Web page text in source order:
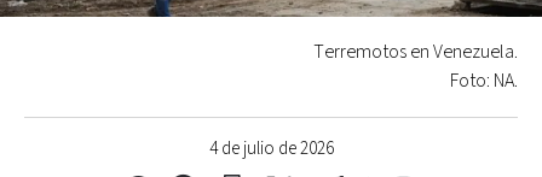
4 de julio de 2026
Terremotos en Venezuela.
Foto: NA.